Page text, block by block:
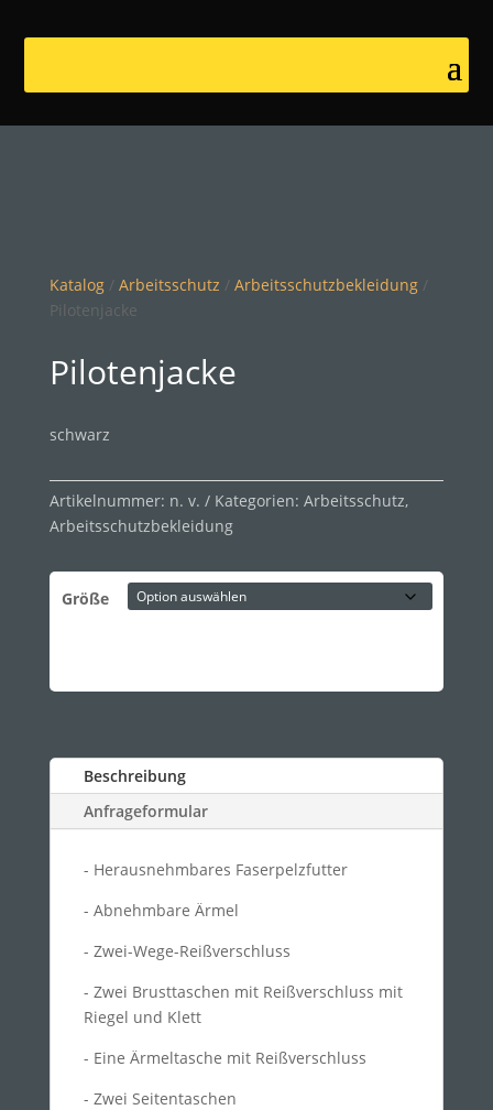
Katalog/ Arbeitsschutz / Arbeitsschutzbekleidung/
Pilotenjacke
Pilotenjacke
schwarz
Artikelnummer: n. v. Kategorien: Arbeitsschutz,
Arbeitsschutzbekleidung
Größe
Beschreibung
Anfrageformular
- Herausnehmbares Faserpelzfutter
- Abnehmbare Ärmel
- Zwei-Wege-Reißverschluss
- Zwei Brusttaschen mit Reißverschluss mit
Riegel und Klett
- Eine Ärmeltasche mit Reißverschluss
- Zwei Seitentaschen